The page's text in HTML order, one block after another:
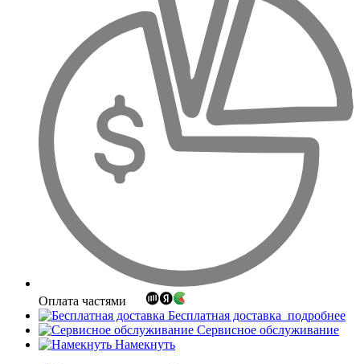
Оплата частями
Бесплатная доставка подробнее
Сервисное обслуживание
Намекнуть